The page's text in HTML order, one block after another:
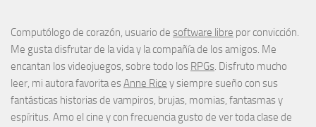
Computólogo de corazón, usuario de software libre por convicción.
Me gusta disfrutar de la vida y la compañía de los amigos. Me
encantan los videojuegos, sobre todo los RPGs. Disfruto mucho
leer, mi autora favorita esAnne Rice y siempre sueño con sus
fantásticas historias de vampiros, brujas, momias, fantasmas y
espíritus. Amo el cine y con frecuencia gusto de ver toda clase de